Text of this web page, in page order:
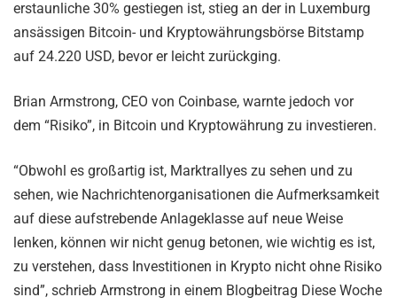
erstaunliche 30% gestiegen ist, stieg an der in Luxemburg
ansässigen Bitcoin- und Kryptowährungsbörse Bitstamp
auf 24.220 USD, bevor er leicht zurückging.
Brian Armstrong, CEO von Coinbase, warnte jedoch vor
dem “Risiko”, in Bitcoin und Kryptowährung zu investieren.
“Obwohl es großartig ist, Marktrallyes zu sehen und zu
sehen, wie Nachrichtenorganisationen die Aufmerksamkeit
auf diese aufstrebende Anlageklasse auf neue Weise
lenken, können wir nicht genug betonen, wie wichtig es ist,
zu verstehen, dass Investitionen in Krypto nicht ohne Risiko
sind”, schrieb Armstrong in einem Blogbeitrag Diese Woche